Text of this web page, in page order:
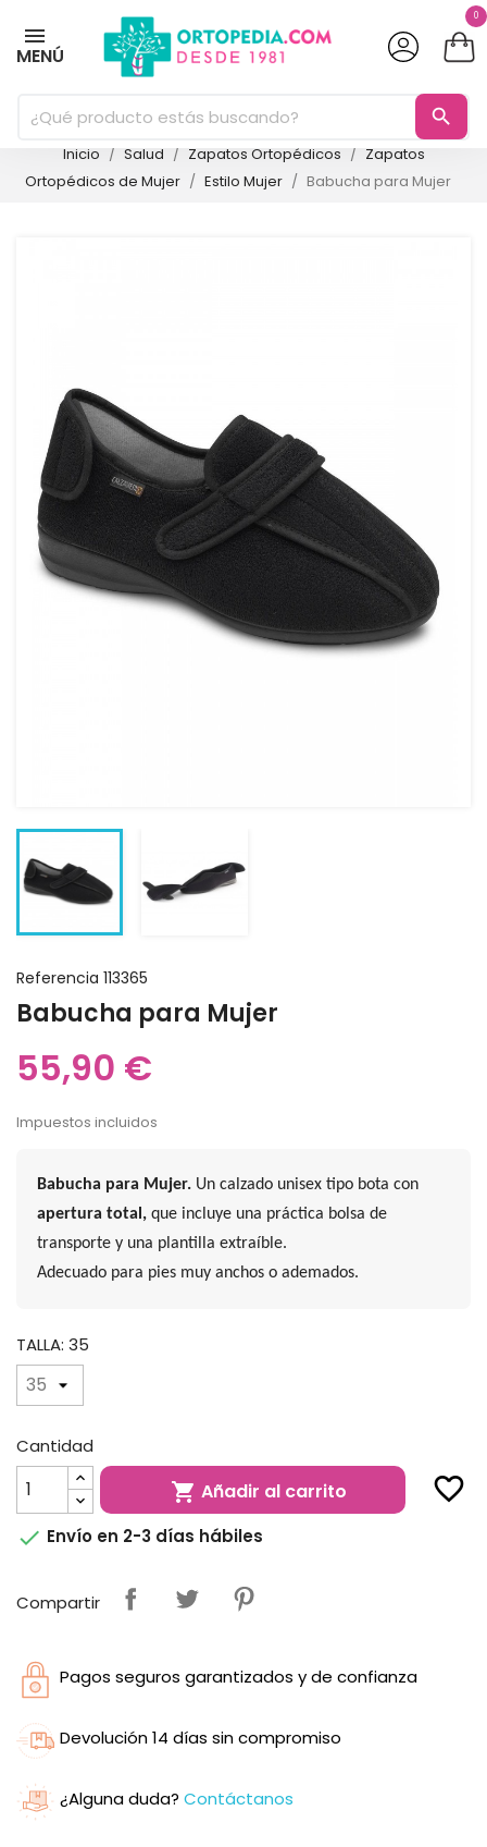
MENÚ
0
search
Inicio Salud Zapatos Ortopédicos
Zapatos
Ortopédicos de Mujer
Estilo Mujer Babucha para Mujer
Referencia 113365
Babucha para Mujer
55,90 €
Impuestos incluidos
Babucha para Mujer. Un calzado unisex tipo bota con
apertura total, que incluye una práctica bolsa de
transporte y una plantilla extraíble.
Adecuado para pies muy anchos o ademados.
TALLA: 35
Cantidad
 Añadir al carrito favorite_border
 Envío en 2-3 días hábiles
Compartir
Pagos seguros garantizados y de confianza
Devolución 14 días sin compromiso
¿Alguna duda? Contáctanos